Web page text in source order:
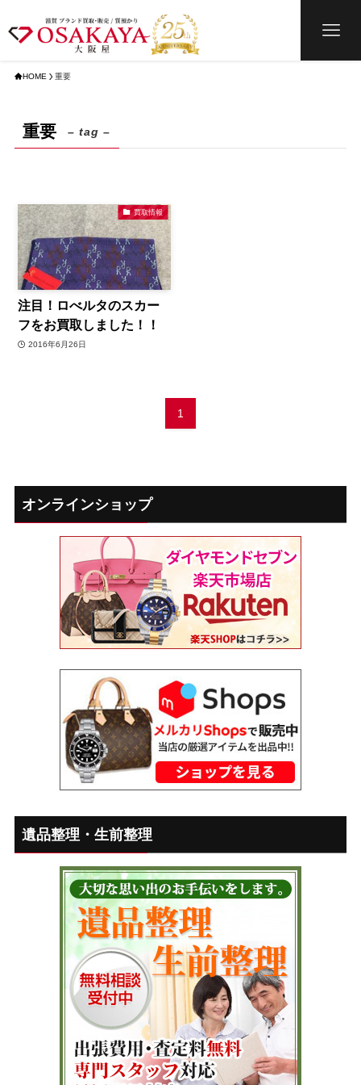
HOME 重要
重要 – tag –
買取情報
注目！ロべルタのスカー
フをお買取しました！！
2016年6月26日
1
オンラインショップ
遺品整理・生前整理